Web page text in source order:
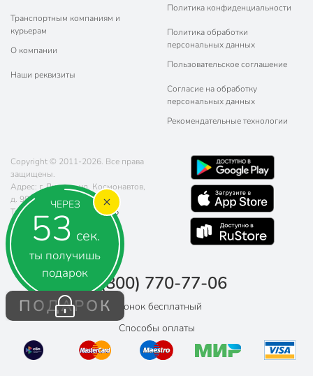
ЧЕРЕЗ
52 сек.
ты получишь
подарок
ПОДАРОК
Транспортным компаниям и
курьерам
О компании
Наши реквизиты
Политика конфиденциальности
Политика обработки
персональных данных
Пользовательское соглашение
Согласие на обработку
персональных данных
Рекомендательные технологии
Copyright © 2011-2026. Все права
защищены.
Адрес: г. Липецк, ул. Космонавтов,
д. 98
Телефон:
8 (800) 770-77-06
Почта:sales@poryadok.ru
8 (800) 770-77-06
Звонок бесплатный
Способы оплаты